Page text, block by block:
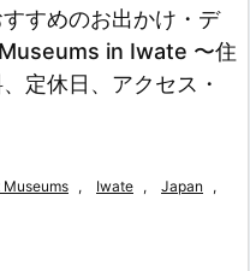
すめのお出かけ・デ
in Iwate 〜住
定休日、アクセス・
Museums , Iwate , Japan ,